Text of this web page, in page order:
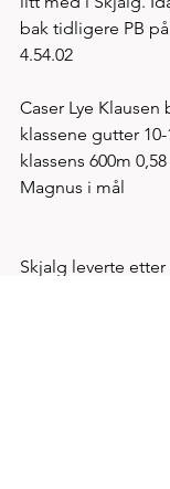
bak tidligere PB
4.54.02
Caser Lye
klassene gutter
klassens 600m
Magnus i mål
Skjalg leverte